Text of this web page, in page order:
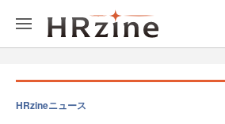
HRzineニュース